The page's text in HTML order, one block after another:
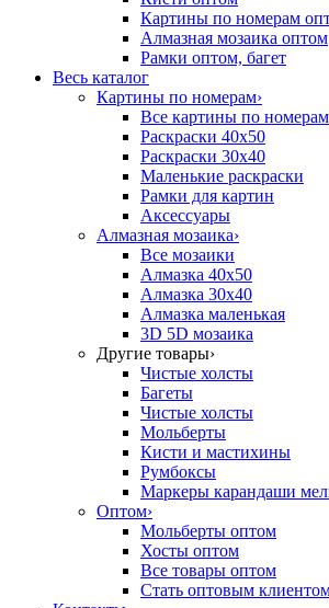
Картины по номерам
Алмазная мозаика оптом
Рамки оптом, багет
Весь каталог
Картины по номерам›
Все картины по номерам
Раскраски 40х50
Раскраски 30х40
Маленькие раскраски
Рамки для картин
Аксессуары
Алмазная мозаика›
Все мозаики
Алмазка 40х50
Алмазка 30х40
Алмазка маленькая
3D 5D мозаика
Другие товары›
Чистые холсты
Багеты
Чистые холсты
Мольберты
Кисти и мастихины
Румбоксы
Маркеры карандаши
Оптом›
Мольберты оптом
Хосты оптом
Все товары оптом
Стать оптовым